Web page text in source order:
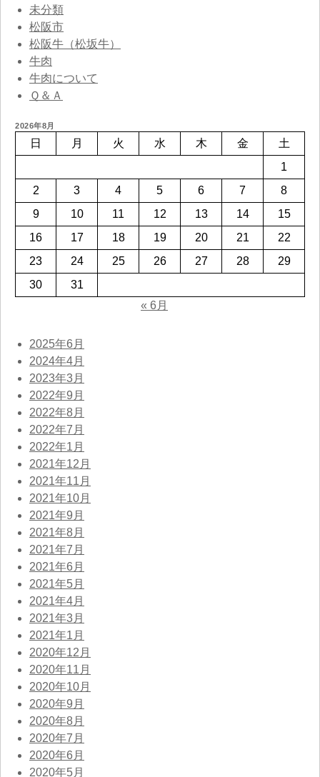
未分類
松阪市
松阪牛（松坂牛）
牛肉
牛肉について
Ｑ＆Ａ
2026年8月
日 月 火 水 木 金
土
1
2
3 4 5 6 7
8
9
10 11 12 13 14
15
16
17 18 19 20 21
22
23
24 25 26 27 28
29
30
31
« 6月
2025年6月
2024年4月
2023年3月
2022年9月
2022年8月
2022年7月
2022年1月
2021年12月
2021年11月
2021年10月
2021年9月
2021年8月
2021年7月
2021年6月
2021年5月
2021年4月
2021年3月
2021年1月
2020年12月
2020年11月
2020年10月
2020年9月
2020年8月
2020年7月
2020年6月
2020年5月